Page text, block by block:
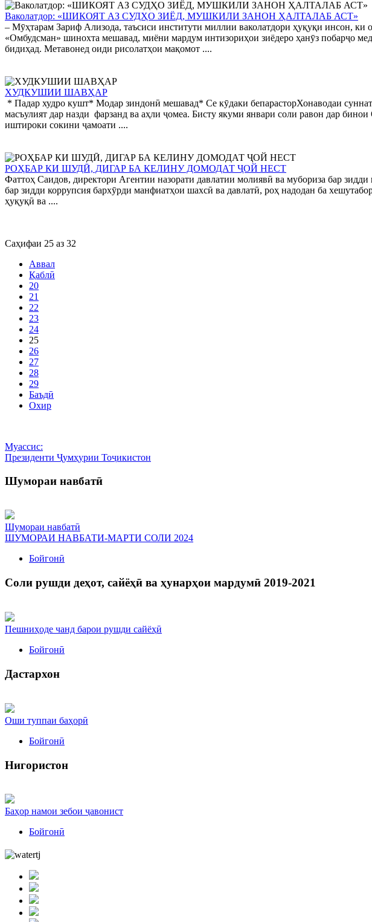
Ваколатдор: «ШИКОЯТ АЗ СУДҲО ЗИЁД, МУШКИЛИ ЗАНОН ҲАЛТАЛАБ АСТ»
– Мӯҳтарам Зариф Ализода, таъсиси институти миллии ваколатдори ҳуқуқи инсон,
«Омбудсман» шинохта мешавад, миёни мардум интизориҳои зиёдеро ҳанӯз побарҷо
бидиҳад. Метавонед оиди рисолатҳои мақомот ....
ХУДКУШИИ ШАВҲАР
* Падар худро кушт* Модар зиндонӣ мешавад* Се кӯдаки бепарасторХонаводаи
масъулият дар назди фарзанд ва аҳли ҷомеа. Бисту якуми январи соли равон дар
иштироки сокини ҷамоати ....
РОҲБАР КИ ШУДӢ, ДИГАР БА КЕЛИНУ ДОМОДАТ ҶОЙ НЕСТ
Фаттоҳ Саидов, директори Агентии назорати давлатии молиявӣ ва мубориза бар
бар зидди коррупсия бархӯрди манфиатҳои шахсӣ ва давлатӣ, роҳ надодан ба
ҳуқуқӣ ва ....
Саҳифаи 25 аз 32
Аввал
Қаблӣ
20
21
22
23
24
25
26
27
28
29
Баъдӣ
Охир
Муассис:
Президенти Ҷумҳурии Тоҷикистон
Шумораи навбатӣ
Шумораи навбатӣ
ШУМОРАИ НАВБАТИ-МАРТИ СОЛИ 2024
Бойгонӣ
Соли рушди деҳот, сайёҳӣ ва ҳунарҳои мардумӣ 2019-2021
Пешниҳоде чанд барои рушди сайёҳӣ
Бойгонӣ
Дастархон
Оши туппаи баҳорӣ
Бойгонӣ
Нигористон
Баҳор намои зебои ҷавонист
Бойгонӣ